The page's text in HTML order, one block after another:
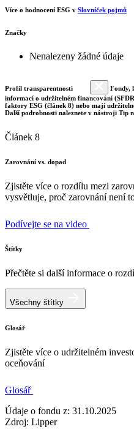
Více o hodnocení ESG v Slovníček pojmů
Značky
Nenalezeny žádné údaje
Profil transparentnosti
Fondy,
informací o udržitelném financování
faktory ESG (článek 8) nebo mají
Další podrobnosti naleznete v nástroji Tip
Článek 8
Zarovnání vs. dopad
Zjistěte více o rozdílu mezi
vysvětluje, proč zarovnání není
Podívejte se na video
Štítky
Přečtěte si další informace o
Všechny štítky
Glosář
Zjistěte více o udržitelném
oceňování
Glosář
Údaje o fondu z: 31.10.2025
Zdroj: Lipper